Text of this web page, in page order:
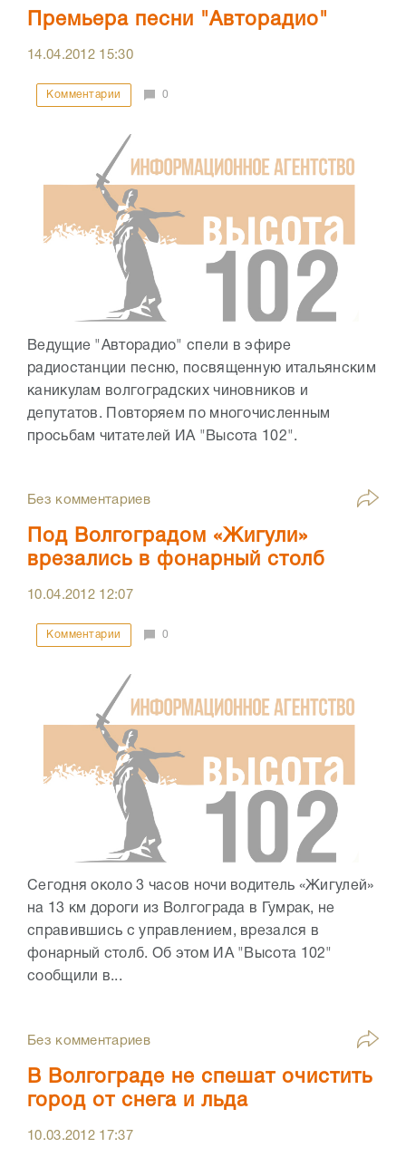
Премьера песни "Авторадио"
14.04.2012 15:30
Комментарии 0
Ведущие "Авторадио" спели в эфире
радиостанции песню, посвященную итальянским
каникулам волгоградских чиновников и
депутатов. Повторяем по многочисленным
просьбам читателей ИА "Высота 102".
Без комментариев
Под Волгоградом «Жигули»
врезались в фонарный столб
10.04.2012 12:07
Комментарии 0
Сегодня около 3 часов ночи водитель «Жигулей»
на 13 км дороги из Волгограда в Гумрак, не
справившись с управлением, врезался в
фонарный столб. Об этом ИА "Высота 102"
сообщили в...
Без комментариев
В Волгограде не спешат очистить
город от снега и льда
10.03.2012 17:37